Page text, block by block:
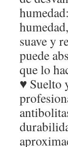
suave y
puede
que lo
♥ Suelto